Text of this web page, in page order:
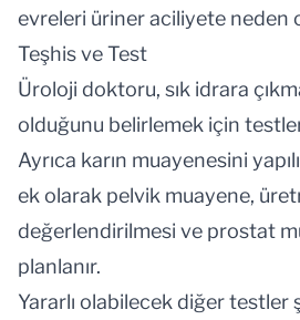
evreleri üriner aciliyete neden
Teşhis ve Test
Üroloji doktoru, sık idrara
olduğunu belirlemek için
Ayrıca karın muayenesini
ek olarak pelvik muayene,
değerlendirilmesi ve prostat
planlanır.
Yararlı olabilecek diğer testler